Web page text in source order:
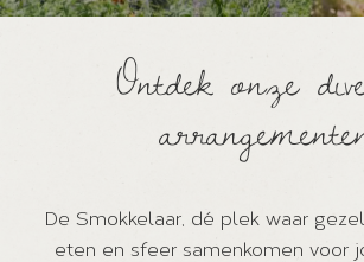
Ontdek onze
De Smokkelaar, dé plek waar
eten en sfeer samenkomen voor